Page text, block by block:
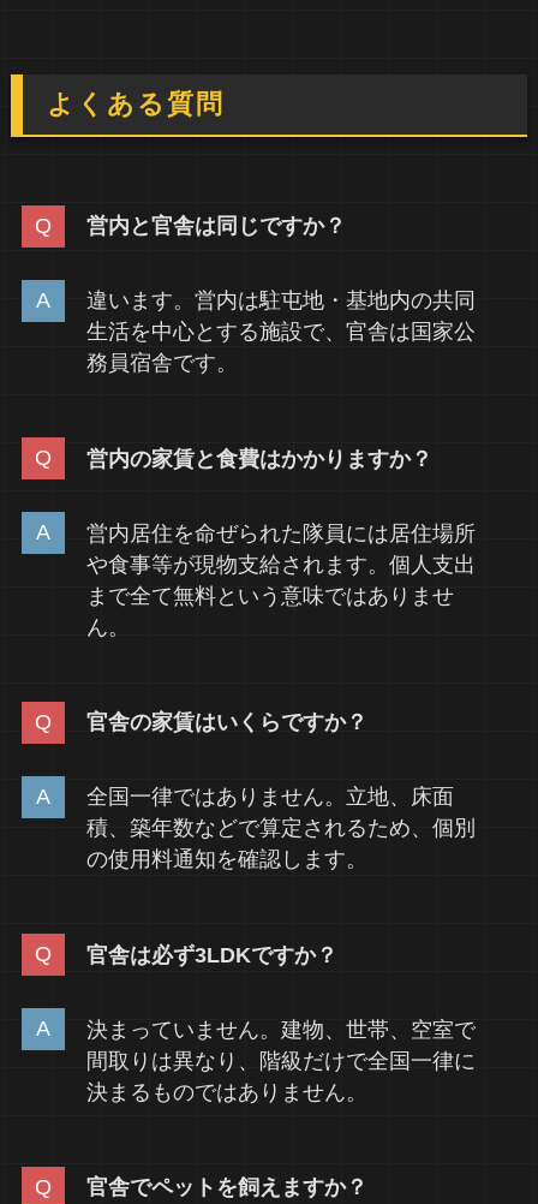
よくある質問
営内と官舎は同じですか？
違います。営内は駐屯地・基地内の共同
生活を中心とする施設で、官舎は国家公
務員宿舎です。
営内の家賃と食費はかかりますか？
営内居住を命ぜられた隊員には居住場所
や食事等が現物支給されます。個人支出
まで全て無料という意味ではありませ
ん。
官舎の家賃はいくらですか？
全国一律ではありません。立地、床面
積、築年数などで算定されるため、個別
の使用料通知を確認します。
官舎は必ず3LDKですか？
決まっていません。建物、世帯、空室で
間取りは異なり、階級だけで全国一律に
決まるものではありません。
官舎でペットを飼えますか？